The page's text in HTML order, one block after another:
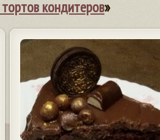
кондитеров»